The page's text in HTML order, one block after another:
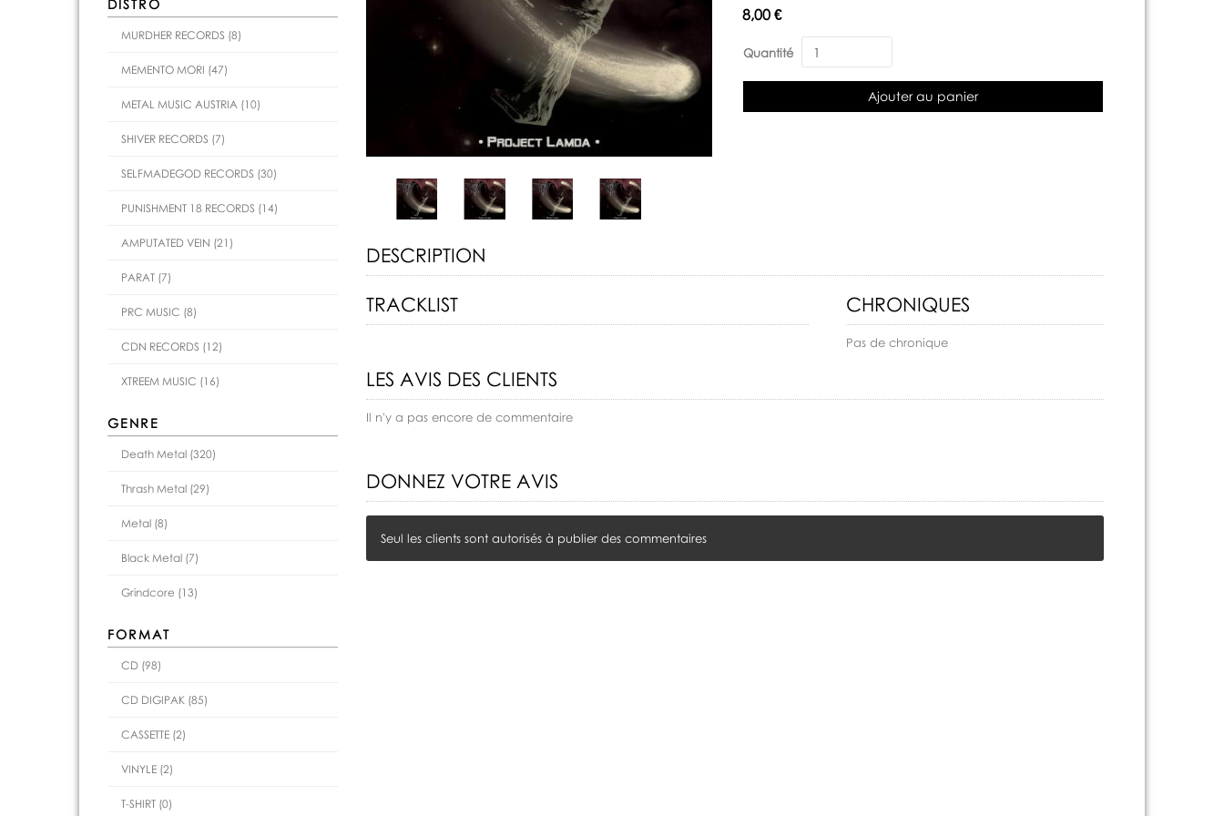
Disponibilité:
8,00 €
Quantité
Ajouter au panier
DESCRIPTION
TRACKLIST CHRONIQUES
Pas de chronique
LES AVIS DES CLIENTS
Il n'y a pas encore de commentaire
DONNEZ VOTRE AVIS
Seul les clients sont autorisés à publier des commentaires
DISTRO
MURDHER RECORDS (8)
MEMENTO MORI (47)
METAL MUSIC AUSTRIA (10)
SHIVER RECORDS (7)
SELFMADEGOD RECORDS (30)
PUNISHMENT 18 RECORDS (14)
AMPUTATED VEIN (21)
PARAT (7)
PRC MUSIC (8)
CDN RECORDS (12)
XTREEM MUSIC (16)
GENRE
Death Metal (320)
Thrash Metal (29)
Metal (8)
Black Metal (7)
Grindcore (13)
FORMAT
CD (98)
CD DIGIPAK (85)
CASSETTE (2)
VINYLE (2)
T-SHIRT (0)